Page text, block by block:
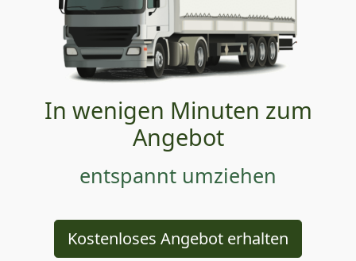
In wenigen Minuten zum
Angebot
entspannt umziehen
Kostenloses Angebot erhalten